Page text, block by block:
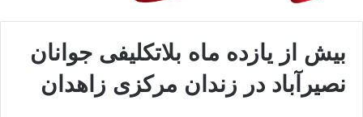
بیش از یازده ماه بلاتکلیفی جوانان
نصیرآباد در زندان مرکزی زاهدان